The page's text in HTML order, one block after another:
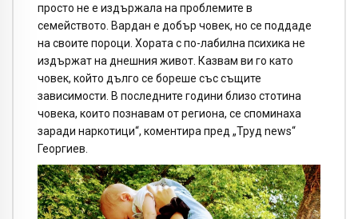
просто не е издържала на проблемите в
семейството. Вардан е добър човек, но се поддаде
на своите пороци. Хората с по-лабилна психика не
издържат на днешния живот. Казвам ви го като
човек, който дълго се бореше със същите
зависимости. В последните години близо стотина
човека, които познавам от региона, се споминаха
заради наркотици“, коментира пред „Труд news“
Георгиев.